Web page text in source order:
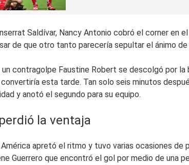
Saldívar, Nancy Antonio cobró el corner en
de que otro tanto parecería sepultar el ánimo
un contragolpe Faustine Robert se descolgó por
esta tarde. Tan solo seis minutos
y anotó el segundo para su equipo.
la ventaja
apretó el ritmo y tuvo varias ocasiones
Guerrero que encontró el gol por medio de una